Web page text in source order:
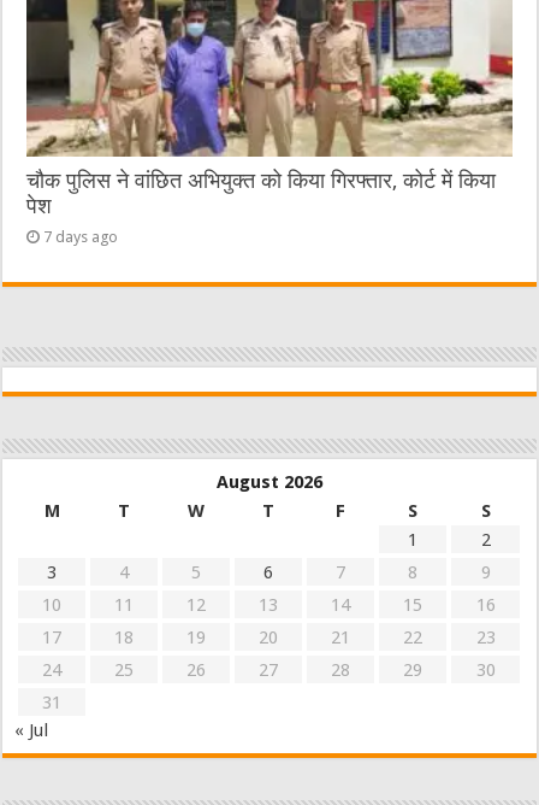
चौक पुलिस ने वांछित अभियुक्त को किया गिरफ्तार, कोर्ट में किया
पेश
7 days ago
August 2026
M
T W T F S
S
1
2
3
4 5 6 7 8
9
10
11 12 13 14 15
16
17
18 19 20 21 22
23
24
25 26 27 28 29
30
31
« Jul